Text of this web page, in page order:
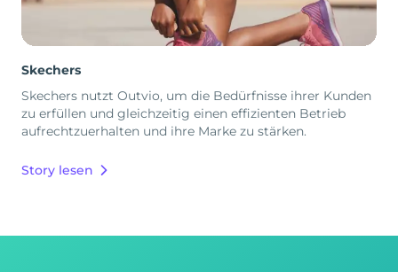
Skechers
Skechers nutzt Outvio, um die Bedürfnisse ihrer Kunden
zu erfüllen und gleichzeitig einen effizienten Betrieb
aufrechtzuerhalten und ihre Marke zu stärken.
Story lesen